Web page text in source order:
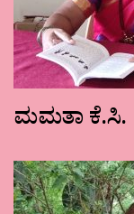
ಮಮತಾ ಕೆ.ಸಿ.